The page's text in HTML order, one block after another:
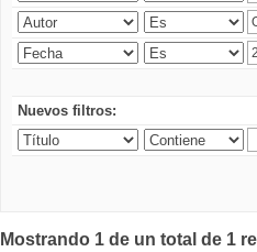
Nuevos filtros:
Mostrando 1 de un total de 1